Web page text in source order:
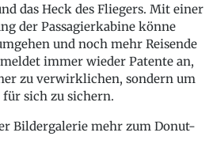
das Heck des Fliegers. Mit einer
der Passagierkabine könne
und noch mehr Reisende
immer wieder Patente an,
zu verwirklichen, sondern um
sich zu sichern.
Bildergalerie mehr zum Donut-